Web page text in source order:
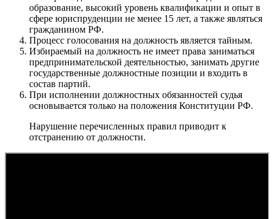
образование, высокий уровень квалификации и опыт в
сфере юриспруденции не менее 15 лет, а также являться
гражданином РФ.
Процесс голосования на должность является тайным.
Избираемый на должность не имеет права заниматься
предпринимательской деятельностью, занимать другие
государственные должностные позиции и входить в
состав партий.
При исполнении должностных обязанностей судья
основывается только на положения Конституции РФ.
Нарушение перечисленных правил приводит к
отстранению от должности.